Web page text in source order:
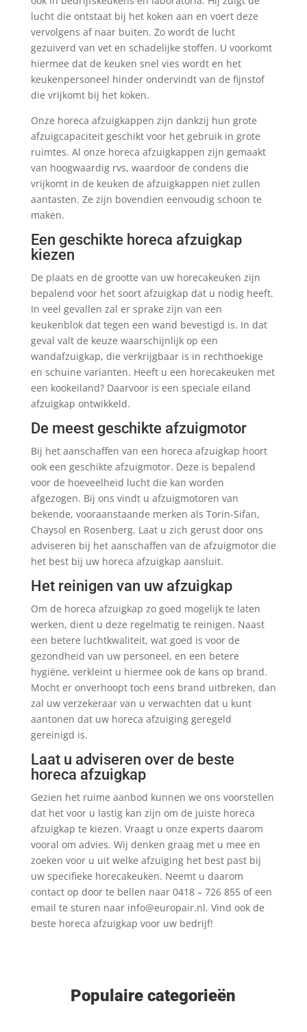
lucht die ontstaat bij het koken aan en voert deze
vervolgens af naar buiten. Zo wordt de lucht
gezuiverd van vet en schadelijke stoffen. U voorkomt
hiermee dat de keuken snel vies wordt en het
keukenpersoneel hinder ondervindt van de fijnstof
die vrijkomt bij het koken.
Onze horeca afzuigkappen zijn dankzij hun grote
afzuigcapaciteit geschikt voor het gebruik in grote
ruimtes. Al onze horeca afzuigkappen zijn gemaakt
van hoogwaardig rvs, waardoor de condens die
vrijkomt in de keuken de afzuigkappen niet zullen
aantasten. Ze zijn bovendien eenvoudig schoon te
maken.
Een geschikte horeca afzuigkap
kiezen
De plaats en de grootte van uw horecakeuken zijn
bepalend voor het soort afzuigkap dat u nodig heeft.
In veel gevallen zal er sprake zijn van een
keukenblok dat tegen een wand bevestigd is. In dat
geval valt de keuze waarschijnlijk op een
wandafzuigkap, die verkrijgbaar is in rechthoekige
en schuine varianten. Heeft u een horecakeuken met
een kookeiland? Daarvoor is een speciale eiland
afzuigkap ontwikkeld.
De meest geschikte afzuigmotor
Bij het aanschaffen van een horeca afzuigkap hoort
ook een geschikte afzuigmotor. Deze is bepalend
voor de hoeveelheid lucht die kan worden
afgezogen. Bij ons vindt u afzuigmotoren van
bekende, vooraanstaande merken als Torin-Sifan,
Chaysol en Rosenberg. Laat u zich gerust door ons
adviseren bij het aanschaffen van de afzuigmotor die
het best bij uw horeca afzuigkap aansluit.
Het reinigen van uw afzuigkap
Om de horeca afzuigkap zo goed mogelijk te laten
werken, dient u deze regelmatig te reinigen. Naast
een betere luchtkwaliteit, wat goed is voor de
gezondheid van uw personeel, en een betere
hygiëne, verkleint u hiermee ook de kans op brand.
Mocht er onverhoopt toch eens brand uitbreken, dan
zal uw verzekeraar van u verwachten dat u kunt
aantonen dat uw horeca afzuiging geregeld
gereinigd is.
Laat u adviseren over de beste
horeca afzuigkap
Gezien het ruime aanbod kunnen we ons voorstellen
dat het voor u lastig kan zijn om de juiste horeca
afzuigkap te kiezen. Vraagt u onze experts daarom
vooral om advies. Wij denken graag met u mee en
zoeken voor u uit welke afzuiging het best past bij
uw specifieke horecakeuken. Neemt u daarom
contact op door te bellen naar 0418 – 726 855 of een
email te sturen naar info@europair.nl. Vind ook de
beste horeca afzuigkap voor uw bedrijf!
Populaire categorieën